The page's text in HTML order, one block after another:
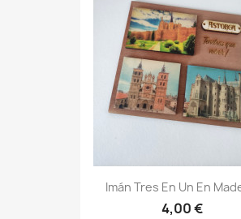
Imán Tres En Un En
4,00 €